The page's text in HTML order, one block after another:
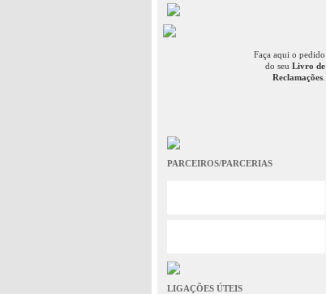
Faça aqui o pedido
do seu Livro de
Reclamações
PARCEIROS/PARCERIAS
LIGAÇÕES ÚTEIS